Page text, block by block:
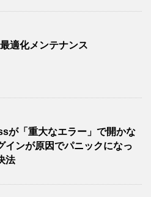
最適化メンテナンス
が「重大なエラー」で開かな
インが原因でパニックになっ
法